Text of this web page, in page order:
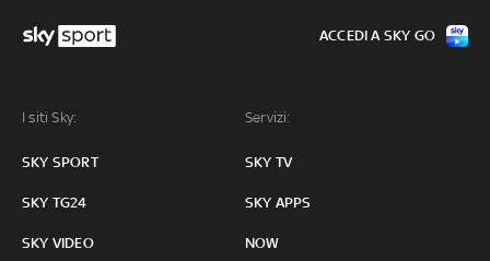
I siti Sky:
SKY SPORT
SKY TG24
SKY VIDEO
Servizi:
SKY TV
SKY APPS
NOW
ACCEDI A SKY GO